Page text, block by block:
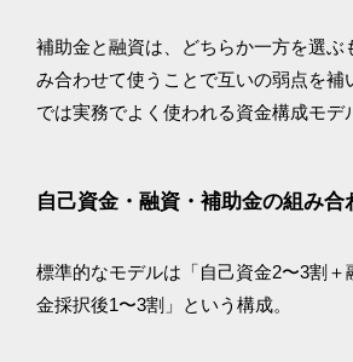
補助金と融資は、どちらか一方を選ぶ
み合わせて使うことで互いの弱点を補
では実務でよく使われる資金構成モデ
自己資金・融資・補助金の組み合
標準的なモデルは「自己資金2〜3割＋
金採択後1〜3割」という構成。